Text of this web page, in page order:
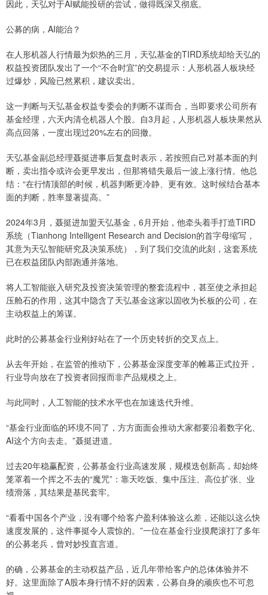
因此，天弘对于AI赋能投研的尝试，做得既深又彻底。
公募的病，AI能治？
在人形机器人行情最为炽热的三月，天弘基金的TIRD系统却给天弘的
权益投资团队发出了一个“不合时宜”的交易提示：人形机器人板块经
过爆炒，风险已然累积，建议卖出。
这一判断与天弘基金权益专委会的判断不谋而合，当即要求公司所有
基金经理，六天内清仓机器人个股。自3月起，人形机器人板块果然从
高点回落，一度出现过20%左右的回撤。
天弘基金副总经理聂挺进事后复盘时表示，若按照自己对基本面的判
断，卖出指令或许会更早发出，但那将错失最后一波上涨行情。他总
结：“在行情顶部的时候，机器判断更冷静、更有效。这时候结合基本
面的判断，胜率显著提高。”
2024年3月，聂挺进加盟天弘基金，6月开始，他牵头着手打造TIRD
系统（Tianhong Intelligent Research and Decision的首字母缩写，
其意为天弘智能研究及决策系统），到了我们交流的此刻，这套系统
已在权益团队内部跑通并落地。
将人工智能嵌入研究及投资决策管理的整套流程中，甚至使之承担起
压舱石的作用，这其中隐含了天弘基金这家以固收为长板的公司，在
主动权益上的筹谋。
此时的公募基金行业刚好站在了一个历史转折的交叉点上。
从去年开始，在监管的推动下，公募基金深度变革的帷幕正式拉开，
行业导向放在了投资者回报而非产品规模之上。
与此同时，人工智能的技术水平也在加速迭代升维。
“基金行业面临的环境不同了，方方面面会推动大家都要沿着数字化、
AI这个方向去走。”聂挺进道。
过去20年稳赢配资，公募基金行业高速发展，规模迭创新高，却始终
笼罩着一个挥之不去的“魔咒”：靠天吃饭、集中压注、高位扩张、业
绩滑落，其结果是基民套牢。
“看看中国各个产业，没有哪个给客户盈利体验这么差，还能以这么快
速度发展的，这件事挺令人震惊的。”一位在基金行业摸爬滚打了多年
的公募老兵，曾对妙投直言道。
的确，公募基金的主动权益产品，近几年带给客户的总体体验并不
好。这里面除了A股本身行情不好的因素，公募自身的顽疾也不可忽